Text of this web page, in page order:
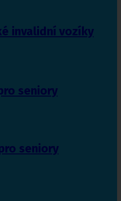
invalidní vozíky
seniory
seniory